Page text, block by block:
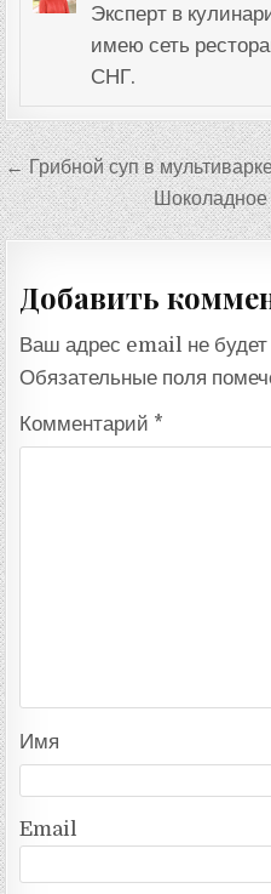
Эксперт в
имею сеть
СНГ.
Навигация
по
записям
← Грибной суп в
Шоколадное
Добавить
Ваш адрес email не будет
Обязательные поля
Комментарий *
Имя
Email